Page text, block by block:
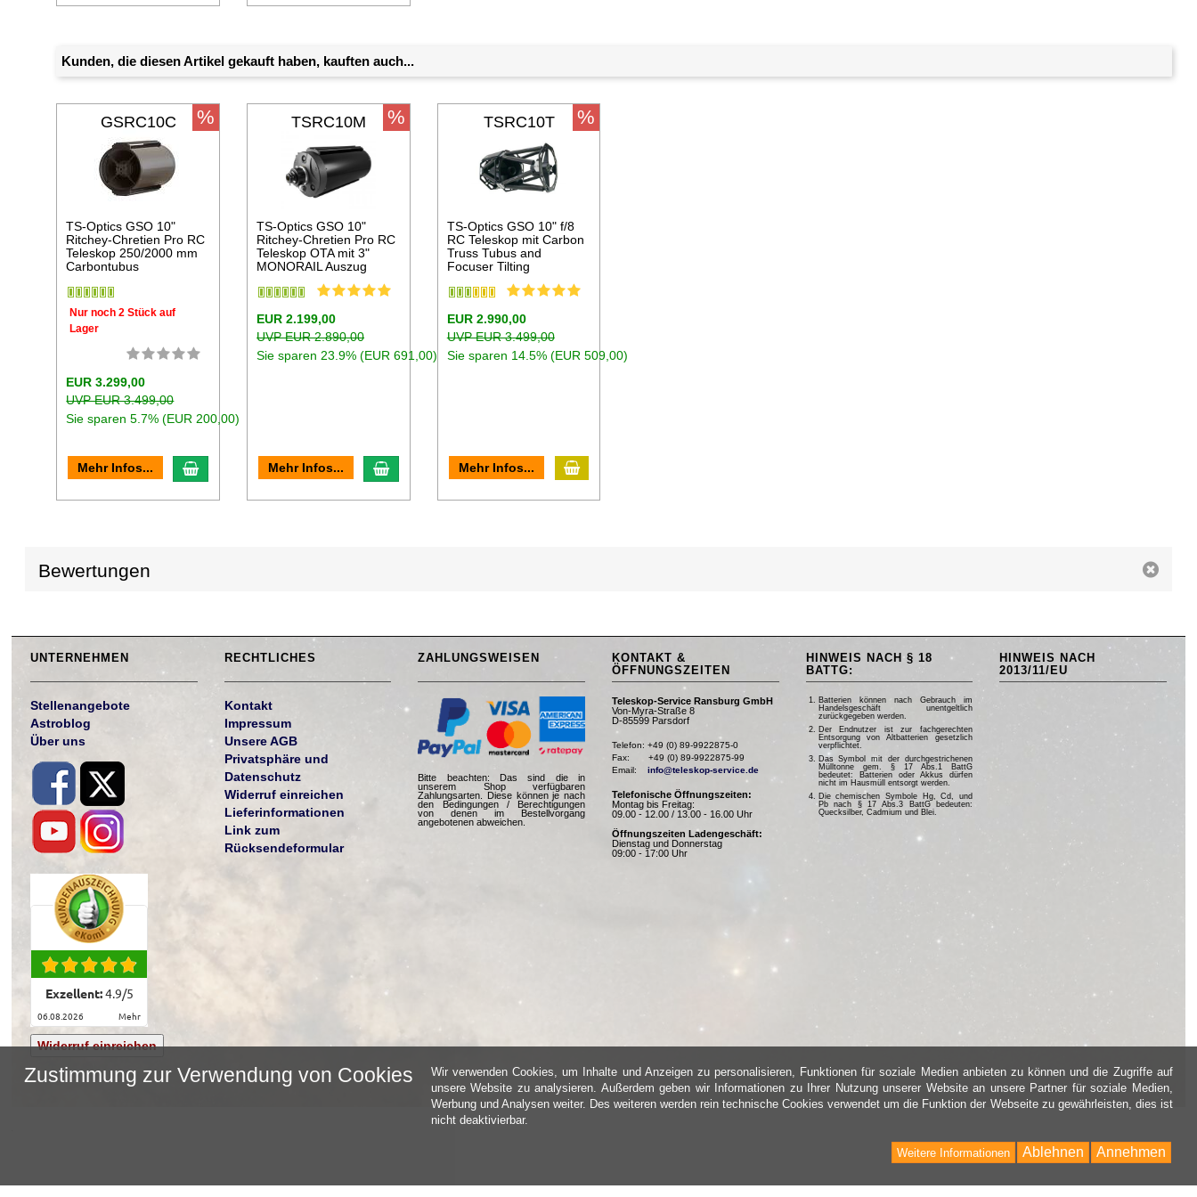
Kunden, die diesen Artikel gekauft haben, kauften auch...
GSRC10C
TS-Optics GSO 10"
Ritchey-Chretien Pro RC
Teleskop 250/2000 mm
Carbontubus
Nur noch 2 Stück auf
Lager
EUR 3.299,00
UVP EUR 3.499,00
Sie sparen 5.7% (EUR 200,00)
Mehr Infos... In den Warenkorb
% TSRC10M
TS-Optics GSO 10"
Ritchey-Chretien Pro RC
Teleskop OTA mit 3"
MONORAIL Auszug
EUR 2.199,00
UVP EUR 2.890,00
Sie sparen 23.9% (EUR 691,00)
Mehr Infos... In den Warenkorb
% TSRC10T
TS-Optics GSO 10" f/8
RC Teleskop mit Carbon
Truss Tubus and
Focuser Tilting
EUR 2.990,00
UVP EUR 3.499,00
Sie sparen 14.5% (EUR 509,00)
Mehr Infos... In den Warenkorb
%
Bewertungen
UNTERNEHMEN
Stellenangebote
Astroblog
Über uns
Exzellent:4.9/5
06.08.2026 mehr
Widerruf einreichen
RECHTLICHES
Kontakt
Impressum
Unsere AGB
Privatsphäre und
Datenschutz
Widerruf einreichen
Lieferinformationen
Link zum
Rücksendeformular
ZAHLUNGSWEISEN
Bitte beachten: Das sind die in
unserem Shop verfügbaren
Zahlungsarten. Diese können je nach
den Bedingungen / Berechtigungen
von denen im Bestellvorgang
angebotenen abweichen.
KONTAKT &
ÖFFNUNGSZEITEN
Teleskop-Service Ransburg GmbH
Von-Myra-Straße 8
D-85599 Parsdorf
Telefon: +49 (0) 89-9922875-0
Fax:       +49 (0) 89-9922875-99
Email: info@teleskop-service.de
Telefonische Öffnungszeiten:
Montag bis Freitag:
09.00 - 12.00 / 13.00 - 16.00 Uhr
Öffnungszeiten Ladengeschäft:
Dienstag und Donnerstag
09:00 - 17:00 Uhr
HINWEIS NACH § 18
BATTG:
Batterien können nach Gebrauch im
Handelsgeschäft unentgeltlich
zurückgegeben werden.
Der Endnutzer ist zur fachgerechten
Entsorgung von Altbatterien gesetzlich
verpflichtet.
Das Symbol mit der durchgestrichenen
Mülltonne gem. § 17 Abs.1 BattG
bedeutet: Batterien oder Akkus dürfen
nicht im Hausmüll entsorgt werden.
Die chemischen Symbole Hg, Cd, und
Pb nach § 17 Abs.3 BattG bedeuten:
Quecksilber, Cadmium und Blei.
HINWEIS NACH
2013/11/EU
Zustimmung zur Verwendung von Cookies
Wir verwenden Cookies, um Inhalte und Anzeigen zu personalisieren, Funktionen für soziale Medien anbieten zu können und die Zugriffe auf
unsere Website zu analysieren. Außerdem geben wir Informationen zu Ihrer Nutzung unserer Website an unsere Partner für soziale Medien,
Werbung und Analysen weiter. Des weiteren werden rein technische Cookies verwendet um die Funktion der Webseite zu gewährleisten, dies ist
nicht deaktivierbar.
Annehmen
Ablehnen
Weitere Informationen